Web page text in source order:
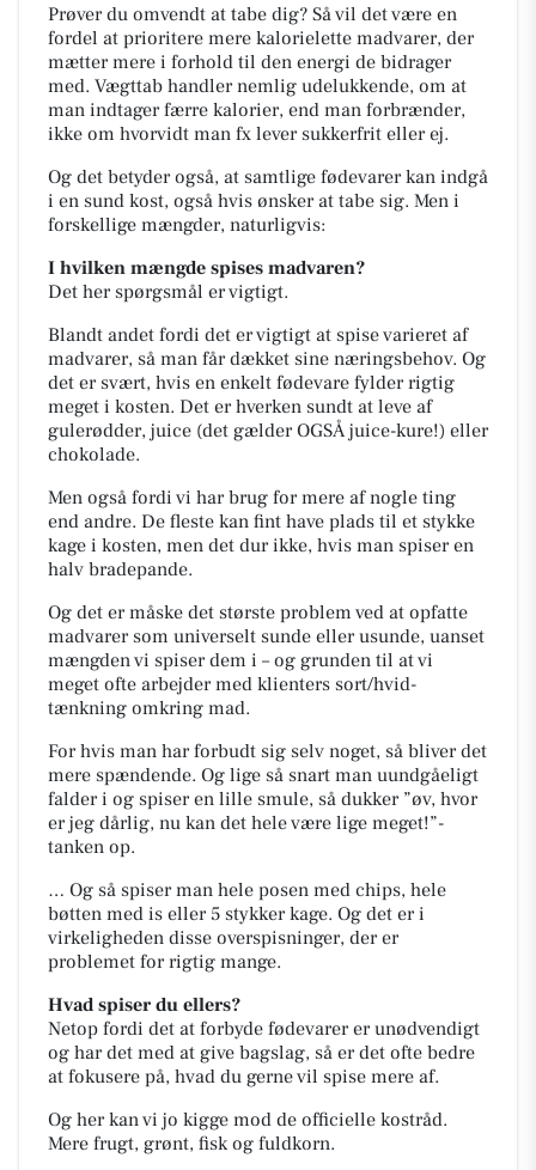
Prøver du omvendt at tabe dig? Så vil det være en
fordel at prioritere mere kalorielette madvarer, der
mætter mere i forhold til den energi de bidrager
med. Vægttab handler nemlig udelukkende, om at
man indtager færre kalorier, end man forbrænder,
ikke om hvorvidt man fx lever sukkerfrit eller ej.
Og det betyder også, at samtlige fødevarer kan indgå
i en sund kost, også hvis ønsker at tabe sig. Men i
forskellige mængder, naturligvis:
I hvilken mængde spises madvaren?
Det her spørgsmål er vigtigt.
Blandt andet fordi det er vigtigt at spise varieret af
madvarer, så man får dækket sine næringsbehov. Og
det er svært, hvis en enkelt fødevare fylder rigtig
meget i kosten. Det er hverken sundt at leve af
gulerødder, juice (det gælder OGSÅ juice-kure!) eller
chokolade.
Men også fordi vi har brug for mere af nogle ting
end andre. De fleste kan fint have plads til et stykke
kage i kosten, men det dur ikke, hvis man spiser en
halv bradepande.
Og det er måske det største problem ved at opfatte
madvarer som universelt sunde eller usunde, uanset
mængden vi spiser dem i – og grunden til at vi
meget ofte arbejder med klienters sort/hvid-
tænkning omkring mad.
For hvis man har forbudt sig selv noget, så bliver det
mere spændende. Og lige så snart man uundgåeligt
falder i og spiser en lille smule, så dukker ”øv, hvor
er jeg dårlig, nu kan det hele være lige meget!”-
tanken op.
… Og så spiser man hele posen med chips, hele
bøtten med is eller 5 stykker kage. Og det er i
virkeligheden disse overspisninger, der er
problemet for rigtig mange.
Hvad spiser du ellers?
Netop fordi det at forbyde fødevarer er unødvendigt
og har det med at give bagslag, så er det ofte bedre
at fokusere på, hvad du gerne vil spise mere af.
Og her kan vi jo kigge mod de officielle kostråd.
Mere frugt, grønt, fisk og fuldkorn.